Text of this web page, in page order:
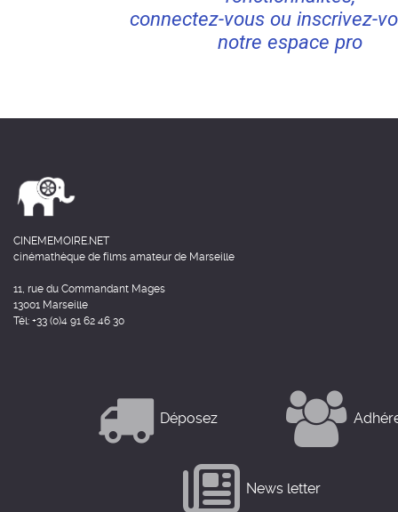
connectez-vous ou inscrivez-
notre espace pro
CINEMEMOIRE.NET
cinémathèque de films amateur de Marseille
11, rue du Commandant Mages
13001 Marseille
Tél: +33 (0)4 91 62 46 30
Déposez
News letter